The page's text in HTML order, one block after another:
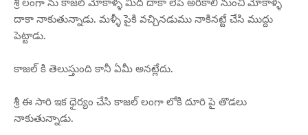
శ్రీ లంగా ను కాజల్ మోకాళ్ళ మీద దాకా లేపి అరికాలి నుంచి మోకాళ్ళ
దాకా నాకుతున్నాడు. మళ్ళీ పైకి వచ్చినడుము నాకినట్టే చేసి ముద్దు
పెట్టాడు.
కాజల్ కి తెలుస్తుంది కానీ ఏమీ అనట్లేదు.
శ్రీ ఈ సారి ఇక ధైర్యం చేసి కాజల్ లంగా లోకి దూరి పై తొడలు
నాకుతున్నాడు.